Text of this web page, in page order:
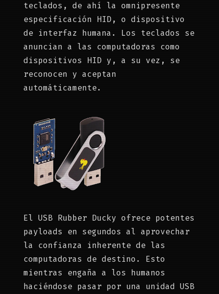
teclados, de ahí la omnipresente
especificación HID, o dispositivo
de interfaz humana. Los teclados se
anuncian a las computadoras como
dispositivos HID y, a su vez, se
reconocen y aceptan
automáticamente.
El USB Rubber Ducky ofrece potentes
payloads en segundos al aprovechar
la confianza inherente de las
computadoras de destino. Esto
mientras engaña a los humanos
haciéndose pasar por una unidad USB